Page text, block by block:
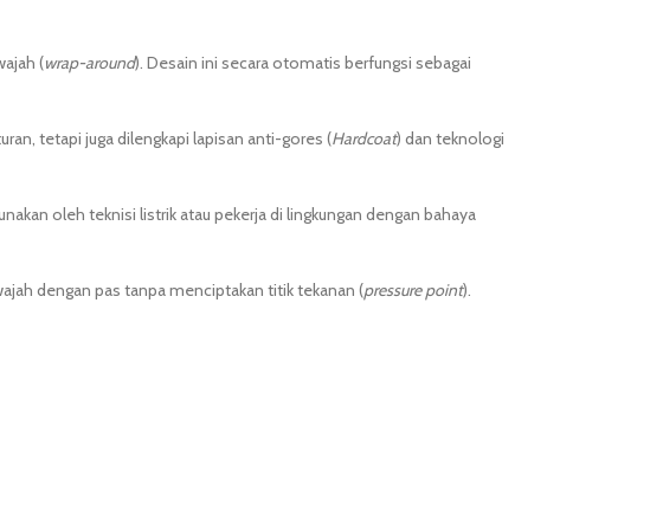
(wrap-around). Desain ini secara otomatis berfungsi sebagai
tetapi juga dilengkapi lapisan anti-gores (Hardcoat) dan teknologi
oleh teknisi listrik atau pekerja di lingkungan dengan bahaya
dengan pas tanpa menciptakan titik tekanan (pressure point).